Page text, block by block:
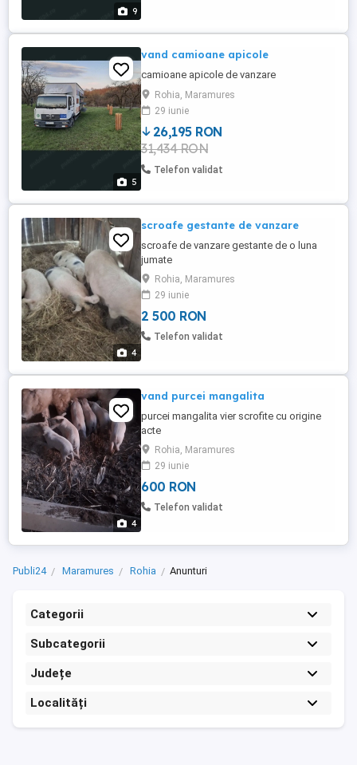
9
5
vand camioane apicole
camioane apicole de vanzare
Rohia, Maramures
29 iunie
26,195 RON
31,434 RON
Telefon validat
4
scroafe gestante de vanzare
scroafe de vanzare gestante de o luna
jumate
Rohia, Maramures
29 iunie
2 500 RON
Telefon validat
4
vand purcei mangalita
purcei mangalita vier scrofite cu origine
acte
Rohia, Maramures
29 iunie
600 RON
Telefon validat
Publi24 Maramures Rohia Anunturi
Categorii
Subcategorii
Județe
Localități